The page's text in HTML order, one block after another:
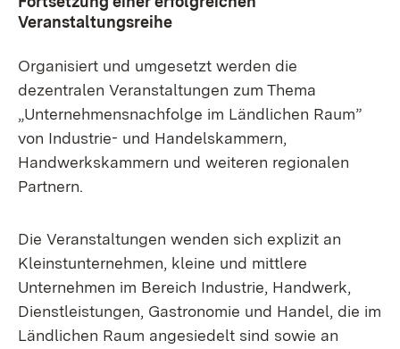
Veranstaltungsreihe
Organisiert und umgesetzt werden die
dezentralen Veranstaltungen zum Thema
„Unternehmensnachfolge im Ländlichen Raum”
von Industrie- und Handelskammern,
Handwerkskammern und weiteren regionalen
Partnern.
Die Veranstaltungen wenden sich explizit an
Kleinstunternehmen, kleine und mittlere
Unternehmen im Bereich Industrie, Handwerk,
Dienstleistungen, Gastronomie und Handel, die im
Ländlichen Raum angesiedelt sind sowie an